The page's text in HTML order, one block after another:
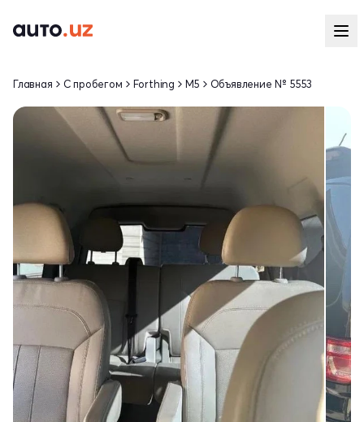
Главная С пробегом Forthing M5 Объявление № 5553